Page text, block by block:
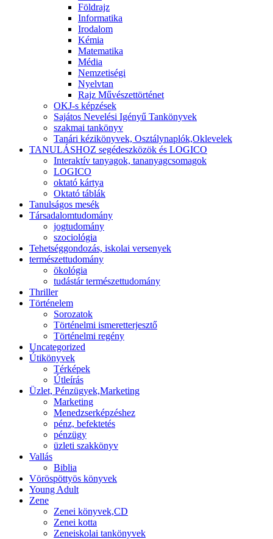
Földrajz
Informatika
Irodalom
Kémia
Matematika
Média
Nemzetiségi
Nyelvtan
Rajz Művészettörténet
OKJ-s képzések
Sajátos Nevelési Igényű Tankönyvek
szakmai tankönyv
Tanári kézikönyvek, Osztálynaplók,Oklevelek
TANULÁSHOZ segédeszközök és LOGICO
Interaktív tanyagok, tananyagcsomagok
LOGICO
oktató kártya
Oktató táblák
Tanulságos mesék
Társadalomtudomány
jogtudomány
szociológia
Tehetséggondozás, iskolai versenyek
természettudomány
ökológia
tudástár természettudomány
Thriller
Történelem
Sorozatok
Történelmi ismeretterjesztő
Történelmi regény
Uncategorized
Útikönyvek
Térképek
Útleírás
Üzlet, Pénzügyek,Marketing
Marketing
Menedzserképzéshez
pénz, befektetés
pénzügy
üzleti szakkönyv
Vallás
Biblia
Vöröspöttyös könyvek
Young Adult
Zene
Zenei könyvek,CD
Zenei kotta
Zeneiskolai tankönyvek